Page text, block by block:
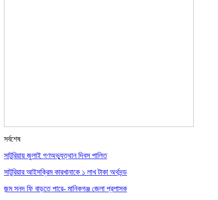
সর্বশেষ
সাটুরিয়ায় জুলাই গণঅভ্যুত্থান দিবস পালিত
সাটুরিয়ার আইসক্রিম কারখানাকে ১ লাখ টাকা অর্থদন্ড
জন্ম সনদ ফি বাড়তে পারে- মানিকগঞ্জ জেলা প্রশাসক